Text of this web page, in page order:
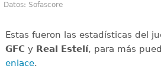
Datos: Sofascore
Estas fueron las estadísticas del
GFC y Real Estelí, para más
enlace.